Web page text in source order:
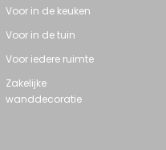
Voor in de keuken
Voor in de tuin
Voor iedere ruimte
Zakelijke
wanddecoratie